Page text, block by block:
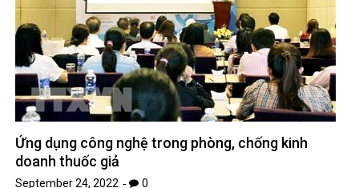
Ứng dụng công nghệ trong phòng, chống kinh
doanh thuốc giả
September 24, 2022 0